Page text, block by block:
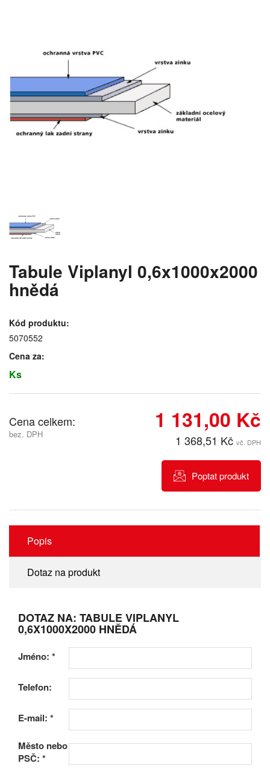
Tabule Viplanyl 0,6x1000x2000
hnědá
Kód produktu:
5070552
Cena za:
Ks
Cena celkem:
bez. DPH
1 131,00 Kč
1 368,51 Kč vč. DPH
Poptat produkt
Popis
Dotaz na produkt
DOTAZ NA: TABULE VIPLANYL
0,6X1000X2000 HNĚDÁ
Jméno: *
Telefon:
E-mail: *
Město nebo
PSČ: *